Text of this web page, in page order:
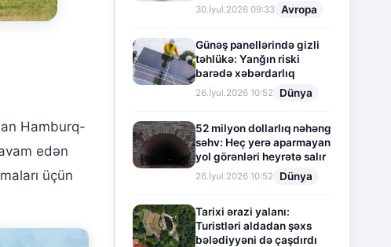
Hamburq-
edən
üçün
30.İyul.2026 09:33 Avropa
Günəş panellərində gizli
təhlükə: Yanğın riski
barədə xəbərdarlıq
26.İyul.2026 10:52 Dünya
52 milyon dollarlıq nəhəng
səhv: Heç yerə aparmayan
yol görənləri heyrətə salır
26.İyul.2026 10:52 Dünya
Tarixi ərazi yalanı:
Turistləri aldadan şəxs
bələdiyyəni də çaşdırdı